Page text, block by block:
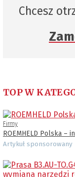
Chcesz
TOP W
Firmy
ROEMHELD Polska –
Artykuł sponsorowany